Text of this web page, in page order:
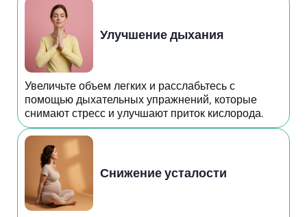
Улучшение дыхания
Увеличьте объем легких и расслабьтесь с
помощью дыхательных упражнений, которые
снимают стресс и улучшают приток кислорода.
Снижение усталости